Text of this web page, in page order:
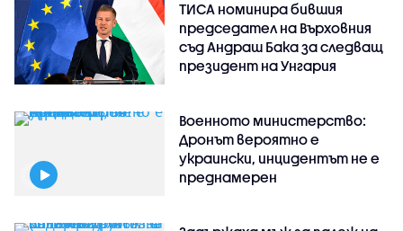
ТИСА номинира бившия
председател на Върховния
съд Андраш Бака за следващ
президент на Унгария
Военното министерство:
Дронът вероятно е
украински, инцидентът не е
преднамерен